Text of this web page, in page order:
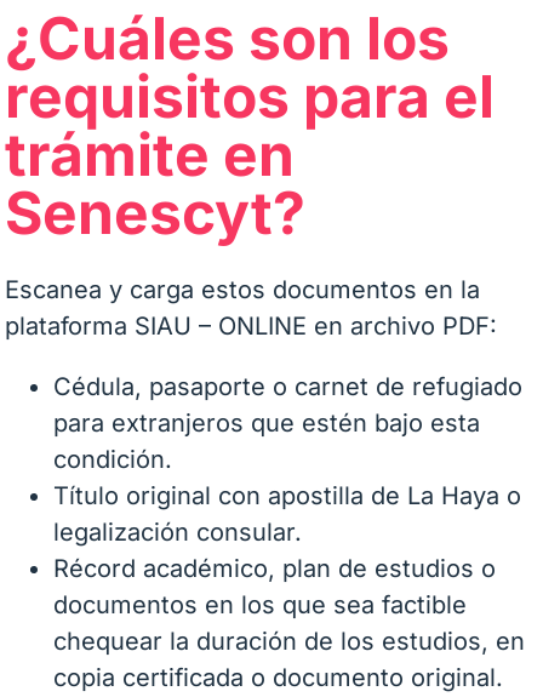
¿Cuáles son los
requisitos para el
trámite en
Senescyt?
Escanea y carga estos documentos en la
plataforma SIAU – ONLINE en archivo PDF:
Cédula, pasaporte o carnet de refugiado
para extranjeros que estén bajo esta
condición.
Título original con apostilla de La Haya o
legalización consular.
Récord académico, plan de estudios o
documentos en los que sea factible
chequear la duración de los estudios, en
copia certificada o documento original.